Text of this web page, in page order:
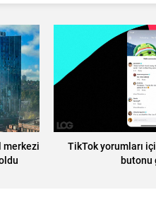
merkezi
TikTok yorumları
butonu